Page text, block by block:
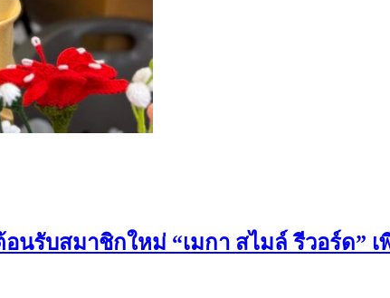
นรับสมาชิกใหม่ “เมกา สไมล์ รีวอร์ด” เ